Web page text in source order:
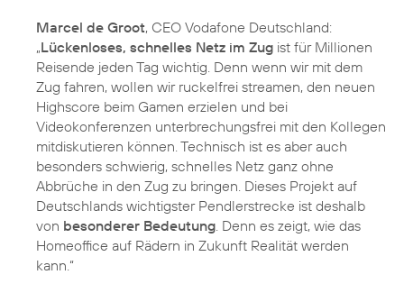
Marcel de Groot, CEO Vodafone Deutschland:
„Lückenloses, schnelles Netz im Zug ist für Millionen
Reisende jeden Tag wichtig. Denn wenn wir mit dem
Zug fahren, wollen wir ruckelfrei streamen, den neuen
Highscore beim Gamen erzielen und bei
Videokonferenzen unterbrechungsfrei mit den Kollegen
mitdiskutieren können. Technisch ist es aber auch
besonders schwierig, schnelles Netz ganz ohne
Abbrüche in den Zug zu bringen. Dieses Projekt auf
Deutschlands wichtigster Pendlerstrecke ist deshalb
von besonderer Bedeutung. Denn es zeigt, wie das
Homeoffice auf Rädern in Zukunft Realität werden
kann.“